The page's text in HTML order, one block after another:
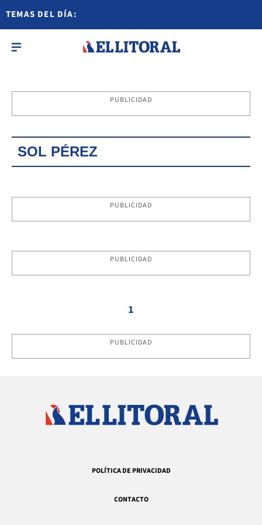
TEMAS DEL DÍA:
PUBLICIDAD
SOL PÉREZ
PUBLICIDAD
PUBLICIDAD
1
PUBLICIDAD
POLÍTICA DE PRIVACIDAD
CONTACTO